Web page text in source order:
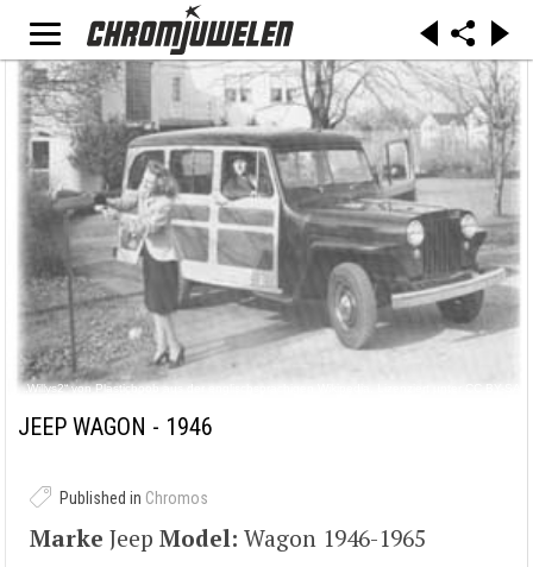
„Willys2“ von Plasticboob aus der englischsprachigen Wikipedia. Lizenziert unter CC BY-SA
JEEP WAGON - 1946
Published in Chromos
Marke Jeep Model: Wagon 1946-1965